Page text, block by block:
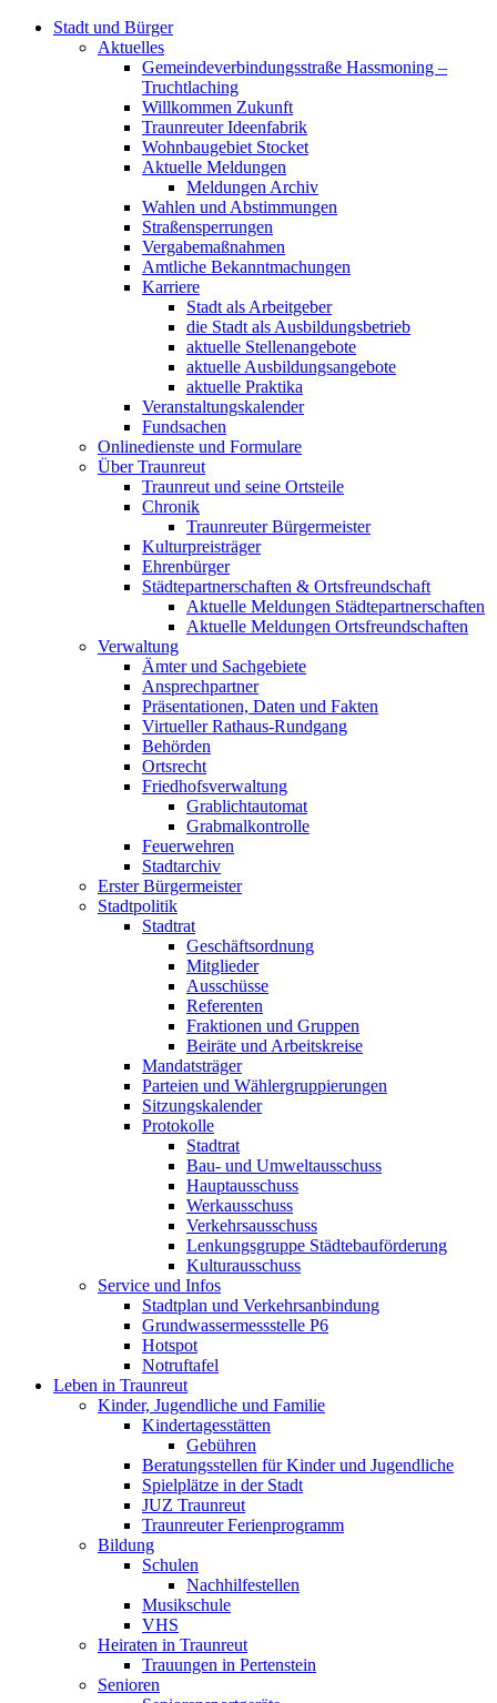
Stadt und Bürger
Aktuelles
Gemeindeverbindungsstraße Hassmoning –
Truchtlaching
Willkommen Zukunft
Traunreuter Ideenfabrik
Wohnbaugebiet Stocket
Aktuelle Meldungen
Meldungen Archiv
Wahlen und Abstimmungen
Straßensperrungen
Vergabemaßnahmen
Amtliche Bekanntmachungen
Karriere
Stadt als Arbeitgeber
die Stadt als Ausbildungsbetrieb
aktuelle Stellenangebote
aktuelle Ausbildungsangebote
aktuelle Praktika
Veranstaltungskalender
Fundsachen
Onlinedienste und Formulare
Über Traunreut
Traunreut und seine Ortsteile
Chronik
Traunreuter Bürgermeister
Kulturpreisträger
Ehrenbürger
Städtepartnerschaften & Ortsfreundschaft
Aktuelle Meldungen Städtepartnerschaften
Aktuelle Meldungen Ortsfreundschaften
Verwaltung
Ämter und Sachgebiete
Ansprechpartner
Präsentationen, Daten und Fakten
Virtueller Rathaus-Rundgang
Behörden
Ortsrecht
Friedhofsverwaltung
Grablichtautomat
Grabmalkontrolle
Feuerwehren
Stadtarchiv
Erster Bürgermeister
Stadtpolitik
Stadtrat
Geschäftsordnung
Mitglieder
Ausschüsse
Referenten
Fraktionen und Gruppen
Beiräte und Arbeitskreise
Mandatsträger
Parteien und Wählergruppierungen
Sitzungskalender
Protokolle
Stadtrat
Bau- und Umweltausschuss
Hauptausschuss
Werkausschuss
Verkehrsausschuss
Lenkungsgruppe Städtebauförderung
Kulturausschuss
Service und Infos
Stadtplan und Verkehrsanbindung
Grundwassermessstelle P6
Hotspot
Notruftafel
Leben in Traunreut
Kinder, Jugendliche und Familie
Kindertagesstätten
Gebühren
Beratungsstellen für Kinder und Jugendliche
Spielplätze in der Stadt
JUZ Traunreut
Traunreuter Ferienprogramm
Bildung
Schulen
Nachhilfestellen
Musikschule
VHS
Heiraten in Traunreut
Trauungen in Pertenstein
Senioren